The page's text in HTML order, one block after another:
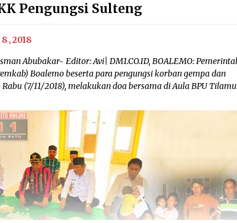
Pengungsi Sulteng
, 2018
Abubakar~ Editor: Avi| DM1.CO.ID, BOALEMO:
Boalemo beserta para pengungsi korban gempa dan
(7/11/2018), melakukan doa bersama di Aula BPU